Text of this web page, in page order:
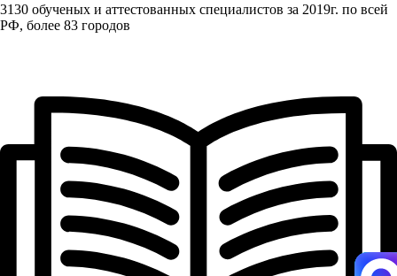
3130 обученых и аттестованных специалистов за 2019г. по всей
РФ, более 83 городов